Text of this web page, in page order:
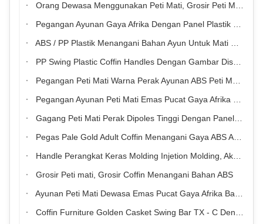
Orang Dewasa Menggunakan Peti Mati, Grosir Peti Mati Menangani
Pegangan Ayunan Gaya Afrika Dengan Panel Plastik Tertutup Tinggi Dipoles
ABS / PP Plastik Menangani Bahan Ayun Untuk Mati Multi Warna Opsional
PP Swing Plastic Coffin Handles Dengan Gambar Disesuaikan Tx-P
Pegangan Peti Mati Warna Perak Ayunan ABS Peti Mati Menangani Gaya Eropa
Pegangan Ayunan Peti Mati Emas Pucat Gaya Afrika Bahan Plastik Abs Pp
Gagang Peti Mati Perak Dipoles Tinggi Dengan Panel Plastik Tertutup
Pegas Pale Gold Adult Coffin Menangani Gaya ABS ABS / Bahan Plastik PP
Handle Perangkat Keras Molding Injetion Molding, Aksesori Peti Mati Beban Berat
Grosir Peti mati, Grosir Coffin Menangani Bahan ABS
Ayunan Peti Mati Dewasa Emas Pucat Gaya Afrika Bahan ABS / PP
Coffin Furniture Golden Casket Swing Bar TX - C Dengan Bar Panjang Dan Pendek